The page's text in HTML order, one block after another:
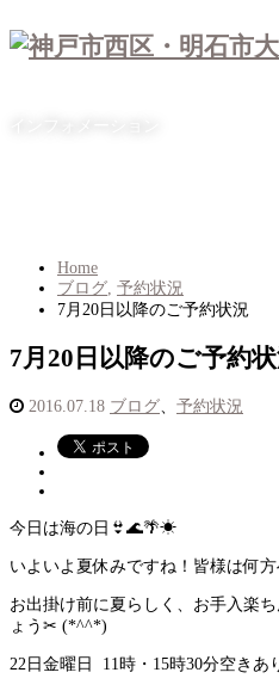
Home
ブログ, 予約状況
7月20日以降のご予約状況
7月20日以降のご予約
2016.07.18 ブログ 予約状況
今日は海の日👙🌊🌴☀
いよいよ夏休みですね！皆様は何
お出掛け前に夏らしく、お手入楽
ょう✂ (*^^*)
22日金曜日 11時・15時30分空きあ